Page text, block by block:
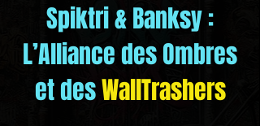
Spiktri & Banksy :
L’Alliance des Ombres
et desWallTrashers